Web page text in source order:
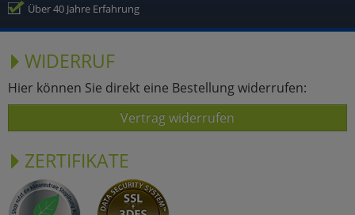
Über 40 Jahre Erfahrung
WIDERRUF
Hier können Sie direkt eine Bestellung widerrufen:
Vertrag widerrufen
ZERTIFIKATE